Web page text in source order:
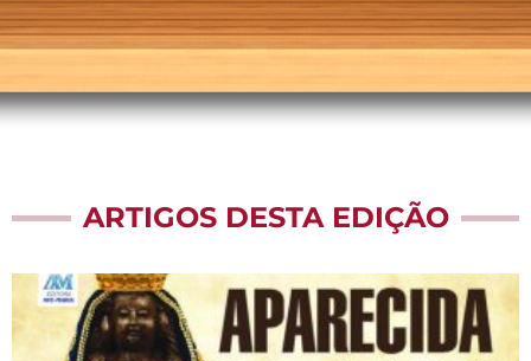
ARTIGOS DESTA EDIÇÃO